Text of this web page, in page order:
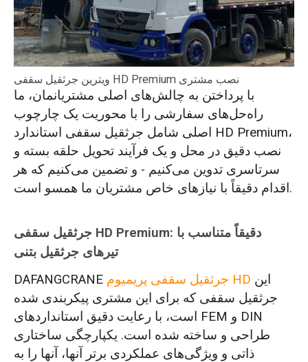
ویترین جرثقیل سقفی HD Premium نصب مشتری
با پرداختن به چالش‌های اصلی مشتریانمان، ما
راه‌حل‌های سفارشی را با محوریت یک چارچوب
اصلی شامل جرثقیل سقفی استاندارد HD Premium،
نصب دقیق در محل و یک فرآیند تحویل حلقه بسته و
سرتاسری تدوین می‌کنیم - و تضمین می‌کنیم که هر
اقدام دقیقاً با نیازهای خاص مشتریان ما همسو است.
جرثقیل سقفی HD Premium: دقیقاً متناسب با
تیرهای جرثقیل بتنی
DAFANGCRANE
جرثقیل سقفی پریمیوم HD
جرثقیل سقفی که برای این مشتری پیکربندی شده
است، با رعایت دقیق استانداردهای FEM و DIN
طراحی و ساخته شده است. یکپارچگی ساختاری
ذاتی و ویژگی‌های عملکردی برتر آنها، آنها را به